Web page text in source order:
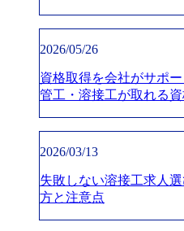
2026/05/26
資格取得を会社がサポ
管工・溶接工が取れる
2026/03/13
失敗しない溶接工求人
方と注意点